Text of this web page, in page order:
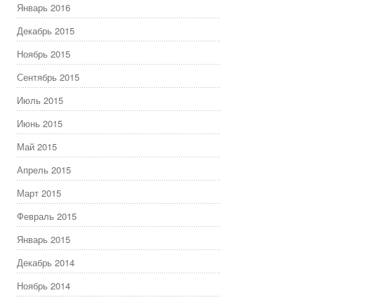
Январь 2016
Декабрь 2015
Ноябрь 2015
Сентябрь 2015
Июль 2015
Июнь 2015
Май 2015
Апрель 2015
Март 2015
Февраль 2015
Январь 2015
Декабрь 2014
Ноябрь 2014